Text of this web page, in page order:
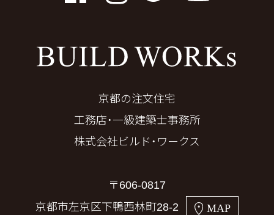
FacebookInstagramTwitter YouTube
京都の注文住宅
工務店・一級建築士事務所
株式会社ビルド・ワークス
〒606-0817
京都市左京区下鴨西林町28-2
MAP